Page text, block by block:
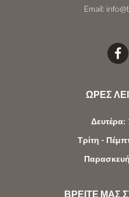
Email:
ΩΡΕΣ
Δευτέρα:
Τρίτη -
ΒΡΕΙΤΕ ΜΑΣ